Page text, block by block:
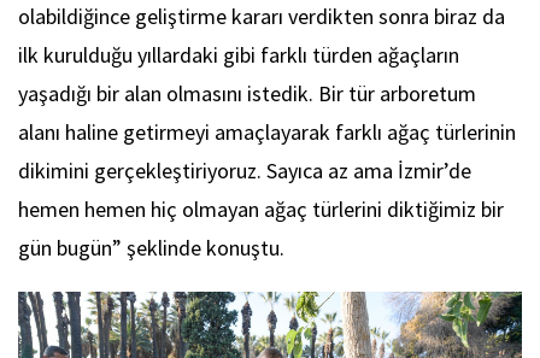
olabildiğince geliştirme kararı verdikten sonra biraz da
ilk kurulduğu yıllardaki gibi farklı türden ağaçların
yaşadığı bir alan olmasını istedik. Bir tür arboretum
alanı haline getirmeyi amaçlayarak farklı ağaç türlerinin
dikimini gerçekleştiriyoruz. Sayıca az ama İzmir’de
hemen hemen hiç olmayan ağaç türlerini diktiğimiz bir
gün bugün” şeklinde konuştu.